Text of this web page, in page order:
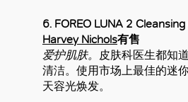
6. FOREO LUNA 2
Harvey Nichols有售
爱护肌肤。 皮肤科医生都知
清洁。使用市场上最佳的迷
天容光焕发。